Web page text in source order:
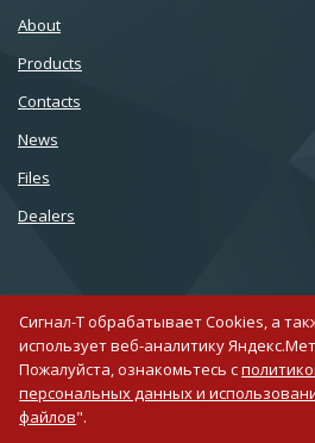
About
Products
Сontacts
News
Files
Dealers
007 812 677 10 75
Creating
Сигнал-Т обрабатывает Cookies, а
использует веб-аналитику
Пожалуйста, ознакомьтесь с
персональных данных и
файлов".